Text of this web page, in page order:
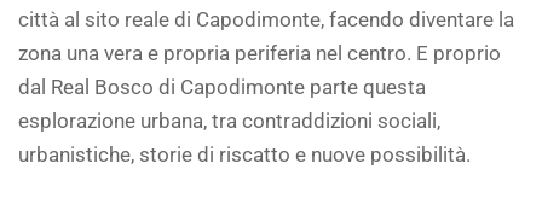
città al sito reale di Capodimonte, facendo diventare la
zona una vera e propria periferia nel centro. E proprio
dal Real Bosco di Capodimonte parte questa
esplorazione urbana, tra contraddizioni sociali,
urbanistiche, storie di riscatto e nuove possibilità.